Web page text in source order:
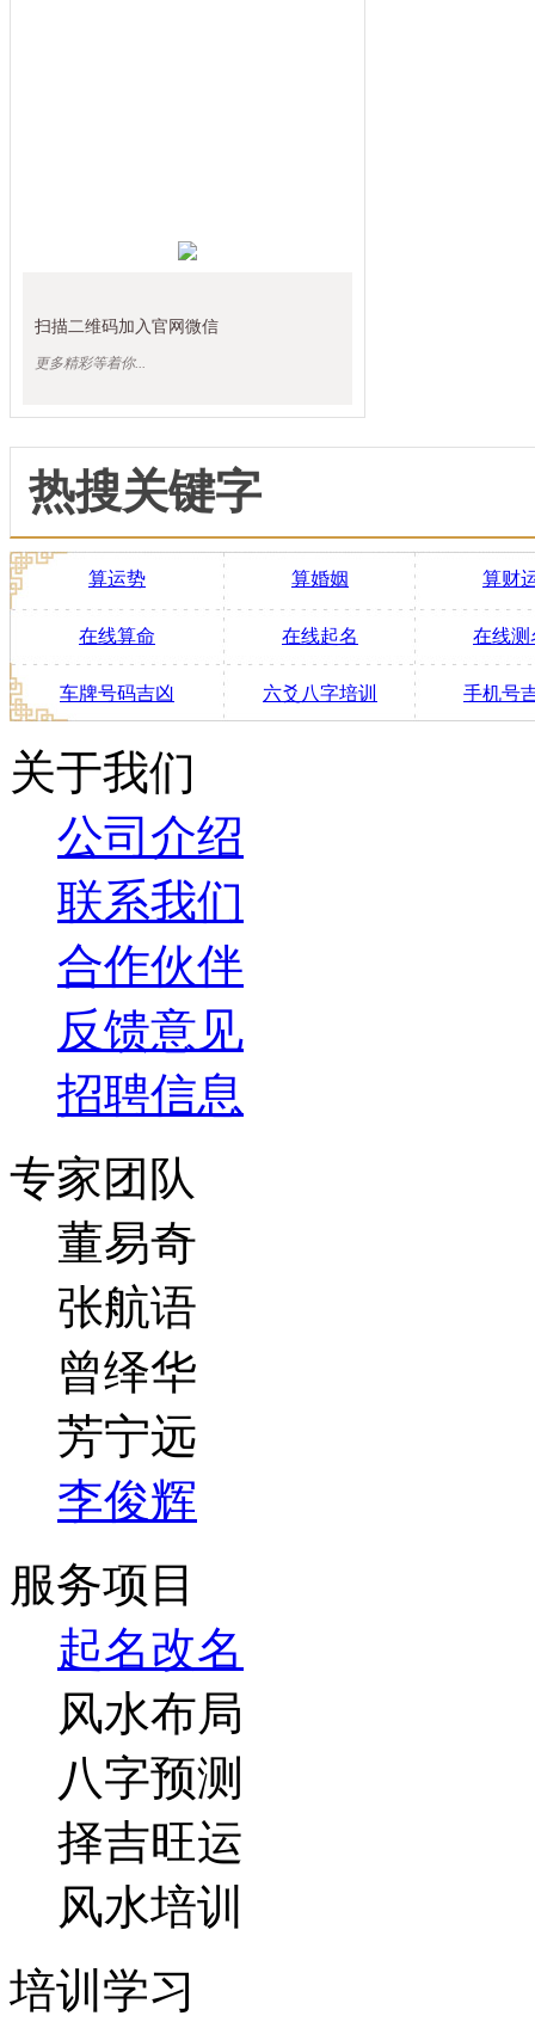
扫描二维码加入官网微信
更多精彩等着你...
热搜关键字
算运势 算婚姻 算财
在线算命 在线起名 在线测
车牌号码吉凶 六爻八字培训 手机号
关于我们
公司介绍
联系我们
合作伙伴
反馈意见
招聘信息
专家团队
董易奇
张航语
曾绎华
芳宁远
李俊辉
服务项目
起名改名
风水布局
八字预测
择吉旺运
风水培训
培训学习